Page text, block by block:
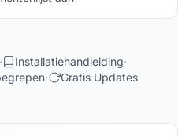
Installatiehandleiding
Gratis Updates